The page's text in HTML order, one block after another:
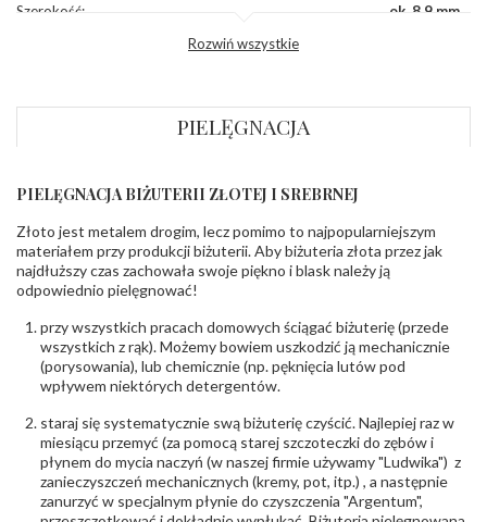
Szerokość:
ok. 8,9 mm
Szlif
diamentów:
szt.,0.030 ct - 20 szt.
diamentów
(łącznie) :
Masa
diamentów
(łącznie):
Barwa:
Czystość: VS
POZOSTAŁE KAMIENIE
Rodzaje
kamieni
Rubin
Liczba kamieni:
Rubin - 2 szt.
Szlif kamieni:
Fasetowy okrągły
Masa kamieni
(łącznie):
ok. 0.68 ct.
Rozwiń wszystkie
PIELĘGNACJA
PIELĘGNACJA BIŻUTERII ZŁOTEJ I SREBRNEJ
Złoto jest metalem drogim, lecz pomimo to najpopularniejszym
materiałem przy produkcji biżuterii. Aby biżuteria złota przez jak
najdłuższy czas zachowała swoje piękno i blask należy ją
odpowiednio pielęgnować!
przy wszystkich pracach domowych ściągać biżuterię (przede
wszystkich z rąk). Możemy bowiem uszkodzić ją mechanicznie
(porysowania), lub chemicznie (np. pęknięcia lutów pod
wpływem niektórych detergentów.
staraj się systematycznie swą biżuterię czyścić. Najlepiej raz w
miesiącu przemyć (za pomocą starej szczoteczki do zębów i
płynem do mycia naczyń (w naszej firmie używamy "Ludwika") z
zanieczyszczeń mechanicznych (kremy, pot, itp.) , a następnie
zanurzyć w specjalnym płynie do czyszczenia "Argentum",